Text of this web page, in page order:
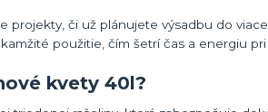
projekty, či už plánujete výsadbu do
použitie, čím šetrí čas a energiu pri
kvety 40l?